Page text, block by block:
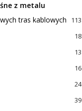
z metalu
tras kablowych
113
18
13
16
24
39